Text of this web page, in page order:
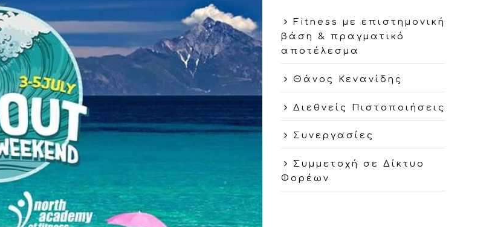
Fitness με επιστημονική
βάση & πραγματικό
αποτέλεσμα
Θάνος Κενανίδης
Διεθνείς Πιστοποιήσεις
Συνεργασίες
Συμμετοχή σε Δίκτυο
Φορέων